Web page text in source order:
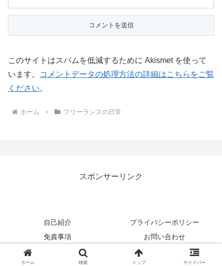
このサイトはスパムを低減するために Akismet を使って
います。
コメントデータの処理方法の詳細はこちらをご覧
ください。
ホーム フリーランスの日常
スポンサーリンク
自己紹介
プライバシーポリシー
免責事項
お問い合わせ
Copyright © 2017-2026 のんびり行こうよ！ All Rights Reserved.
ホーム 検索 トップ サイドバー